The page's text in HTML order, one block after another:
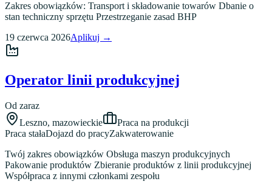
Zakres obowiązków: Transport i składowanie towarów Dbanie o
stan techniczny sprzętu Przestrzeganie zasad BHP
19 czerwca 2026Aplikuj →
Operator linii produkcyjnej
Od zaraz
Leszno, mazowieckie
Praca na produkcji
Praca stałaDojazd do pracyZakwaterowanie
Twój zakres obowiązków Obsługa maszyn produkcyjnych
Pakowanie produktów Zbieranie produktów z linii produkcyjnej
Współpraca z innymi członkami zespołu